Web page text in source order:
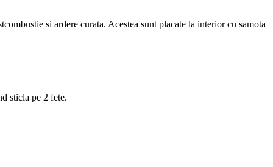
si ardere curata. Acestea sunt placate la interior cu samota
sticla pe 2 fete.